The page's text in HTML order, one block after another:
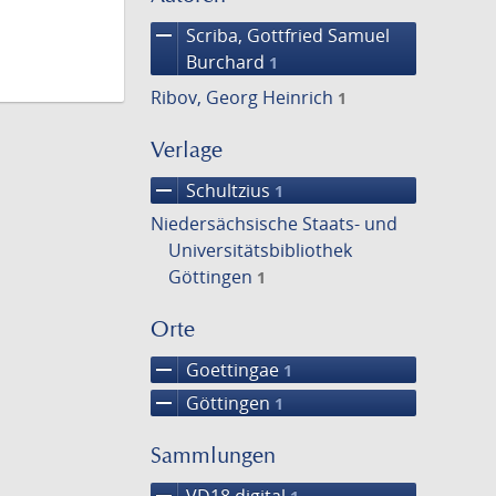
remove
Scriba, Gottfried Samuel
Burchard 1
Ribov, Georg Heinrich 1
Verlage
remove Schultzius 1
Niedersächsische Staats- und
Universitätsbibliothek
Göttingen 1
Orte
remove Goettingae 1
remove Göttingen 1
Sammlungen